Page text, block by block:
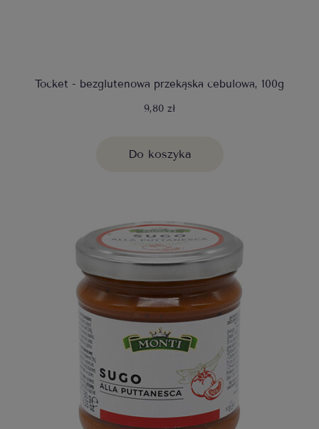
Tocket - bezglutenowa przekąska cebulowa, 100g
9,80 zł
Do koszyka